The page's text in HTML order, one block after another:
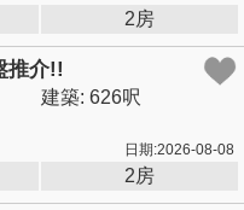
2房
推介!!
建築: 626呎
日期:2026-08-08
2房